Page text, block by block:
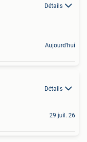
Détails
Aujourd'hui
Détails
29 juil. 26